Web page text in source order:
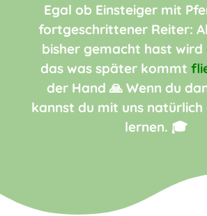
Egal ob Einsteiger mit
fortgeschrittener Reiter:
bisher gemacht hast wird
das was später kommt
der Hand 🙏 Wenn du
kannst du mit uns
lernen. 🎓